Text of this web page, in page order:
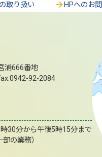
取り扱い HPへのお
浦666番地
92-2084
30分から午後5時15分まで
の業務）